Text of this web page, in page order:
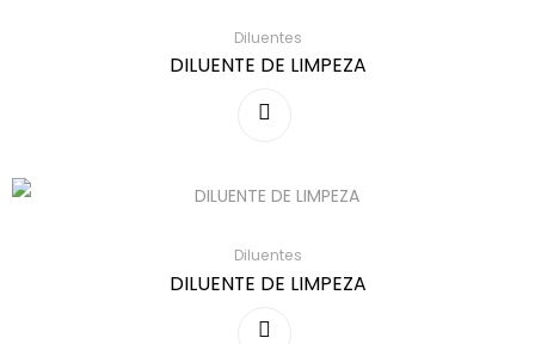
Diluentes
DILUENTE DE LIMPEZA
Diluentes
DILUENTE DE LIMPEZA